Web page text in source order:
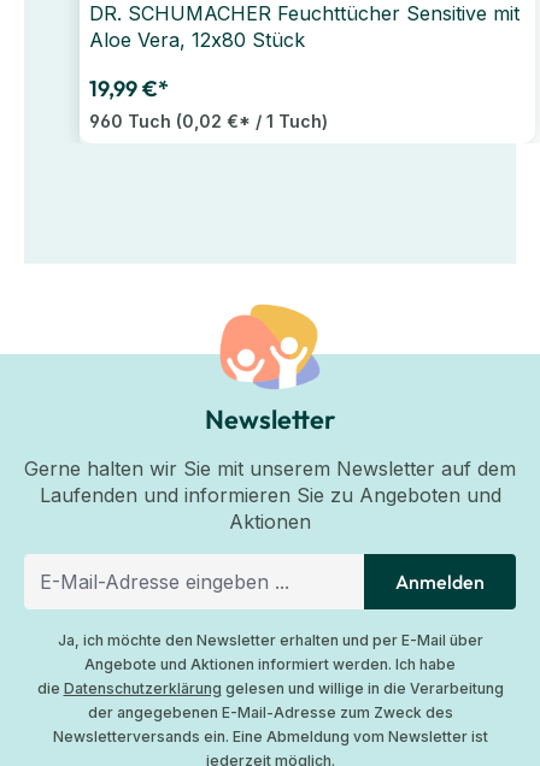
DR. SCHUMACHER Feuchttücher Sensitive mit
Aloe Vera, 12x80 Stück
19,99 €*
960 Tuch (0,02 €* / 1 Tuch)
Newsletter
Gerne halten wir Sie mit unserem Newsletter auf dem
Laufenden und informieren Sie zu Angeboten und
Aktionen
Anmelden
Ja, ich möchte den Newsletter erhalten und per E-Mail über
Angebote und Aktionen informiert werden. Ich habe
die Datenschutzerklärung gelesen und willige in die Verarbeitung
der angegebenen E-Mail-Adresse zum Zweck des
Newsletterversands ein. Eine Abmeldung vom Newsletter ist
jederzeit möglich.